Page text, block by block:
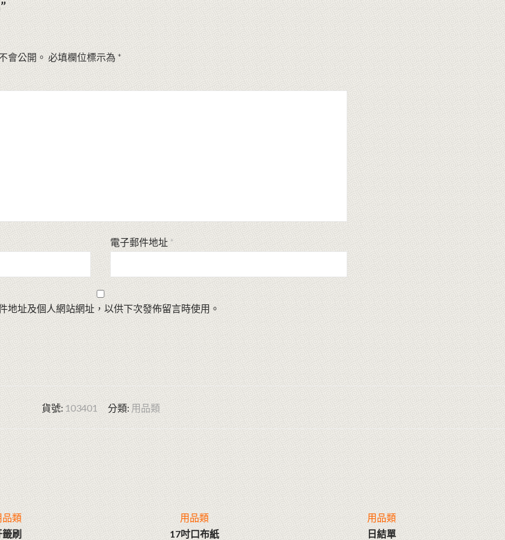
會公開。 必填欄位標示為 *
電子郵件地址 *
地址及個人網站網址，以供下次發佈留言時使用。
貨號: 103401 分類: 用品類
品類
籤刷
用品類
17吋口布紙
用品類
日結單